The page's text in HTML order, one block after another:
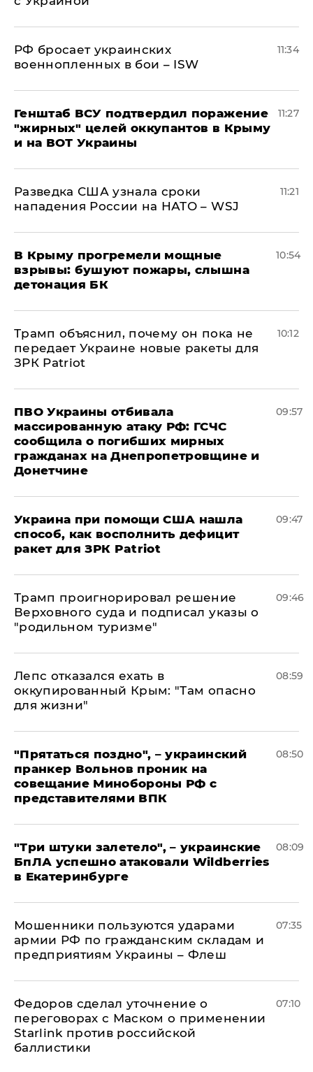
РФ бросает украинских
военнопленных в бои – ISW
11:34
Генштаб ВСУ подтвердил поражение
"жирных" целей оккупантов в Крыму
и на ВОТ Украины
11:27
Разведка США узнала сроки
нападения России на НАТО – WSJ
11:21
В Крыму прогремели мощные
взрывы: бушуют пожары, слышна
детонация БК
10:54
Трамп объяснил, почему он пока не
передает Украине новые ракеты для
ЗРК Patriot
10:12
ПВО Украины отбивала
массированную атаку РФ: ГСЧС
сообщила о погибших мирных
гражданах на Днепропетровщине и
Донетчине
09:57
Украина при помощи США нашла
способ, как восполнить дефицит
ракет для ЗРК Patriot
09:47
Трамп проигнорировал решение
Верховного суда и подписал указы о
"родильном туризме"
09:46
Лепс отказался ехать в
оккупированный Крым: "Там опасно
для жизни"
08:59
"Прятаться поздно", – украинский
пранкер Вольнов проник на
совещание Минобороны РФ с
представителями ВПК
08:50
"Три штуки залетело", – украинские
БпЛА успешно атаковали Wildberries
в Екатеринбурге
08:09
Мошенники пользуются ударами
армии РФ по гражданским складам и
предприятиям Украины – Флеш
07:35
Федоров сделал уточнение о
переговорах с Маском о применении
Starlink против российской
баллистики
07:10